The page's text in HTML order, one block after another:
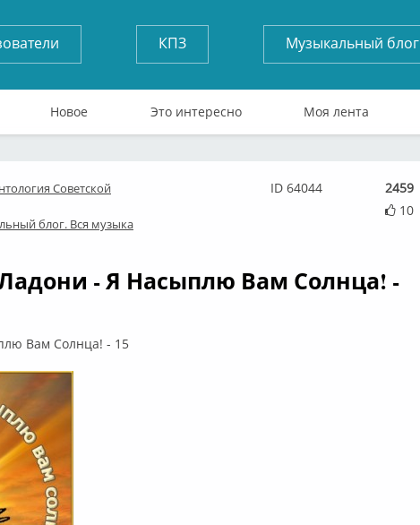
КПЗ Музыкальный блог
Новое Это интересно Моя лента
Советской
блог. Вся музыка
2459
10
ID 64044
- Я Насыплю Вам Солнца! -
Вам Солнца! - 15